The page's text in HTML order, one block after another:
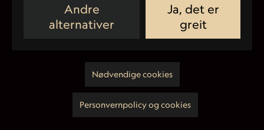
Andre
alternativer
Ja, det er
greit
Nødvendige cookies
Personvernpolicy og cookies